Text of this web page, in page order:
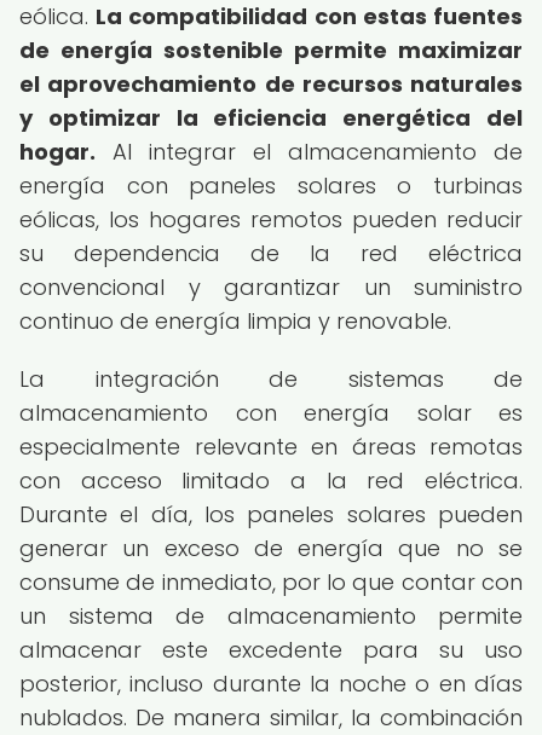
eólica. La compatibilidad con estas fuentes
de energía sostenible permite maximizar
el aprovechamiento de recursos naturales
y optimizar la eficiencia energética del
hogar. Al integrar el almacenamiento de
energía con paneles solares o turbinas
eólicas, los hogares remotos pueden reducir
su dependencia de la red eléctrica
convencional y garantizar un suministro
continuo de energía limpia y renovable.
La integración de sistemas de
almacenamiento con energía solar es
especialmente relevante en áreas remotas
con acceso limitado a la red eléctrica.
Durante el día, los paneles solares pueden
generar un exceso de energía que no se
consume de inmediato, por lo que contar con
un sistema de almacenamiento permite
almacenar este excedente para su uso
posterior, incluso durante la noche o en días
nublados. De manera similar, la combinación